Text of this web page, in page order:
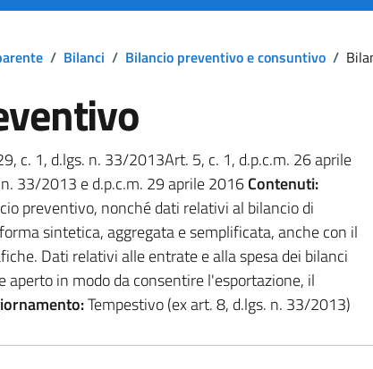
/ Bilanci / Bilancio preventivo e consuntivo /
c. 1, d.lgs. n. 33/2013Art. 5, c. 1, d.p.c.m. 26 aprile
33/2013 e d.p.c.m. 29 aprile 2016Contenuti:
preventivo, nonché dati relativi al bilancio di
sintetica, aggregata e semplificata, anche con il
Dati relativi alle entrate e alla spesa dei bilanci
in modo da consentire l'esportazione, il
Tempestivo (ex art. 8, d.lgs. n. 33/2013)